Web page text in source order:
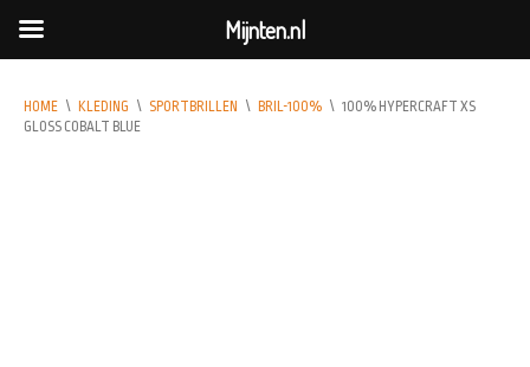
HOME \ KLEDING \ SPORTBRILLEN \ BRIL-100% \ 100% HYPERCRAFT XS
GLOSS COBALT BLUE
Mijnten.nl